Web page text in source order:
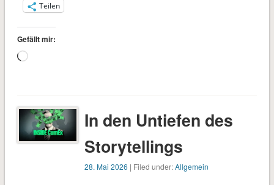
Teilen
Gefällt mir:
Wird
In den Untiefen des
Storytellings
28. Mai 2026 | Filed under:Allgemein